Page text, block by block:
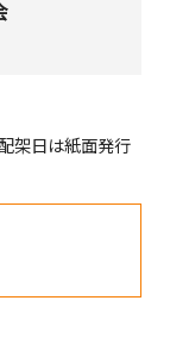
架日は紙面発行